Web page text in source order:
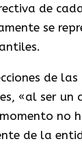
de
se
de las
«al ser un
no
de la